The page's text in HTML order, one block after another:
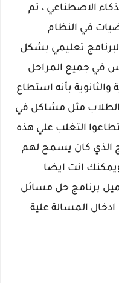
الاصطناعي ، تم
في النظام
تعليمي بشكل
في جميع المراحل
والثانوية بأنه استطاع
الطلاب مثل مشاكل في
التغلب علي هذه
الذي كان يسمح لهم
انت ايضا
برنامج حل مسائل
المسالة علية